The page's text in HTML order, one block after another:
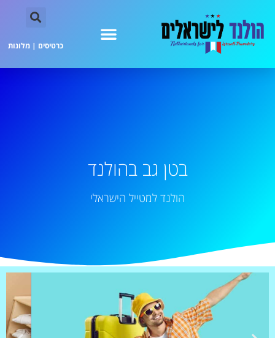
כרטיסים | מלונות
בטן גב בהולנד
הולנד למטייל הישראלי